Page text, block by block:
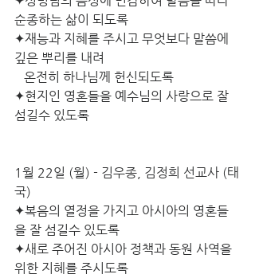
순종하는 삶이 되도록
✦재능과 지혜를 주시고 무엇보다 말씀에
깊은 뿌리를 내려
온전히 하나님께 헌신되도록
✦현지인 영혼들을 예수님의 사랑으로 잘
섬길수 있도록
1월 22일 (월) - 김우종, 김정희 선교사 (태
국)
✦복음의 열정을 가지고 아시아의 영혼들
을 잘 섬길수 있도록
✦새로 주어진 아시아 정책과 동원 사역을
위한 지혜를 주시도록